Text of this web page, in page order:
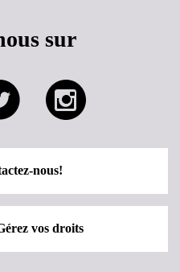
sur
nous!
vos droits